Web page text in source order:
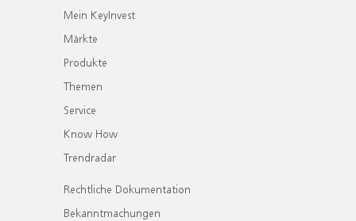
Mein KeyInvest
Märkte
Produkte
Themen
Service
Know How
Trendradar
Rechtliche Dokumentation
Bekanntmachungen